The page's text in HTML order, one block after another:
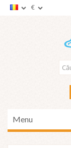
€
Menu